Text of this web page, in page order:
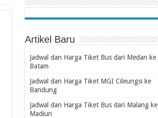
Artikel Baru
Jadwal dan Harga Tiket Bus dari Medan ke
Batam
Jadwal dan Harga Tiket MGI Cileungsi ke
Bandung
Jadwal dan Harga Tiket Bus dari Malang ke
Madiun